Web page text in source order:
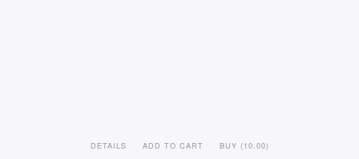
DETAILS ADD TO CART BUY (10.00)